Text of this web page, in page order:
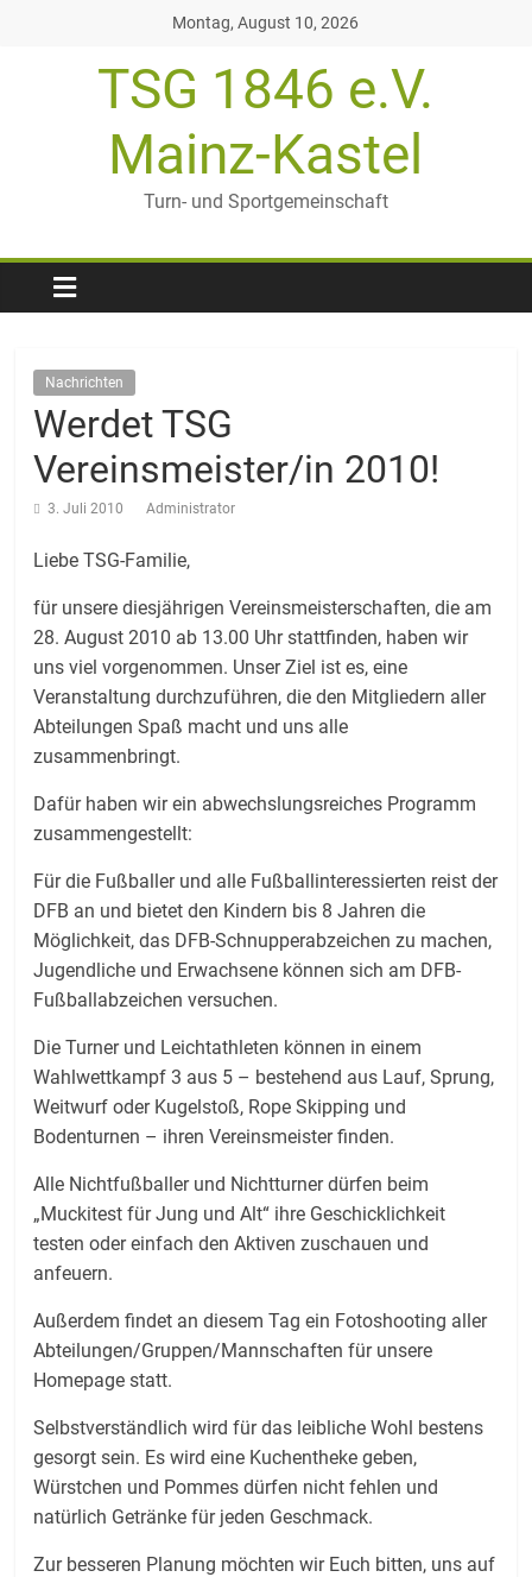
Montag, August 10, 2026
TSG 1846 e.V.
Mainz-Kastel
Turn- und Sportgemeinschaft
Nachrichten
Werdet TSG
Vereinsmeister/in 2010!
3. Juli 2010 Administrator
Liebe TSG-Familie,
für unsere diesjährigen Vereinsmeisterschaften, die am
28. August 2010 ab 13.00 Uhr stattfinden, haben wir
uns viel vorgenommen. Unser Ziel ist es, eine
Veranstaltung durchzuführen, die den Mitgliedern aller
Abteilungen Spaß macht und uns alle
zusammenbringt.
Dafür haben wir ein abwechslungsreiches Programm
zusammengestellt:
Für die Fußballer und alle Fußballinteressierten reist der
DFB an und bietet den Kindern bis 8 Jahren die
Möglichkeit, das DFB-Schnupperabzeichen zu machen,
Jugendliche und Erwachsene können sich am DFB-
Fußballabzeichen versuchen.
Die Turner und Leichtathleten können in einem
Wahlwettkampf 3 aus 5 – bestehend aus Lauf, Sprung,
Weitwurf oder Kugelstoß, Rope Skipping und
Bodenturnen – ihren Vereinsmeister finden.
Alle Nichtfußballer und Nichtturner dürfen beim
„Muckitest für Jung und Alt“ ihre Geschicklichkeit
testen oder einfach den Aktiven zuschauen und
anfeuern.
Außerdem findet an diesem Tag ein Fotoshooting aller
Abteilungen/Gruppen/Mannschaften für unsere
Homepage statt.
Selbstverständlich wird für das leibliche Wohl bestens
gesorgt sein. Es wird eine Kuchentheke geben,
Würstchen und Pommes dürfen nicht fehlen und
natürlich Getränke für jeden Geschmack.
Zur besseren Planung möchten wir Euch bitten, uns auf